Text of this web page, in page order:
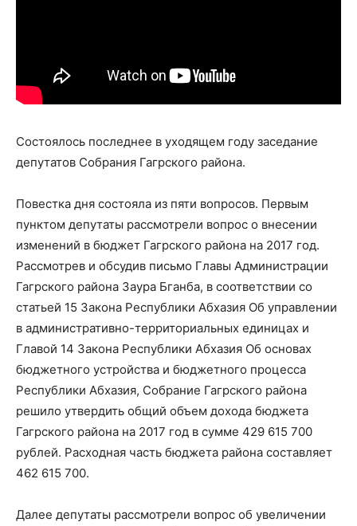
Состоялось последнее в уходящем году заседание
депутатов Собрания Гагрского района.
Повестка дня состояла из пяти вопросов. Первым
пунктом депутаты рассмотрели вопрос о внесении
изменений в бюджет Гагрского района на 2017 год.
Рассмотрев и обсудив письмо Главы Администрации
Гагрского района Заура Бганба, в соответствии со
статьей 15 Закона Республики Абхазия Об управлении
в административно-территориальных единицах и
Главой 14 Закона Республики Абхазия Об основах
бюджетного устройства и бюджетного процесса
Республики Абхазия, Собрание Гагрского района
решило утвердить общий объем дохода бюджета
Гагрского района на 2017 год в сумме 429 615 700
рублей. Расходная часть бюджета района составляет
462 615 700.
Далее депутаты рассмотрели вопрос об увеличении